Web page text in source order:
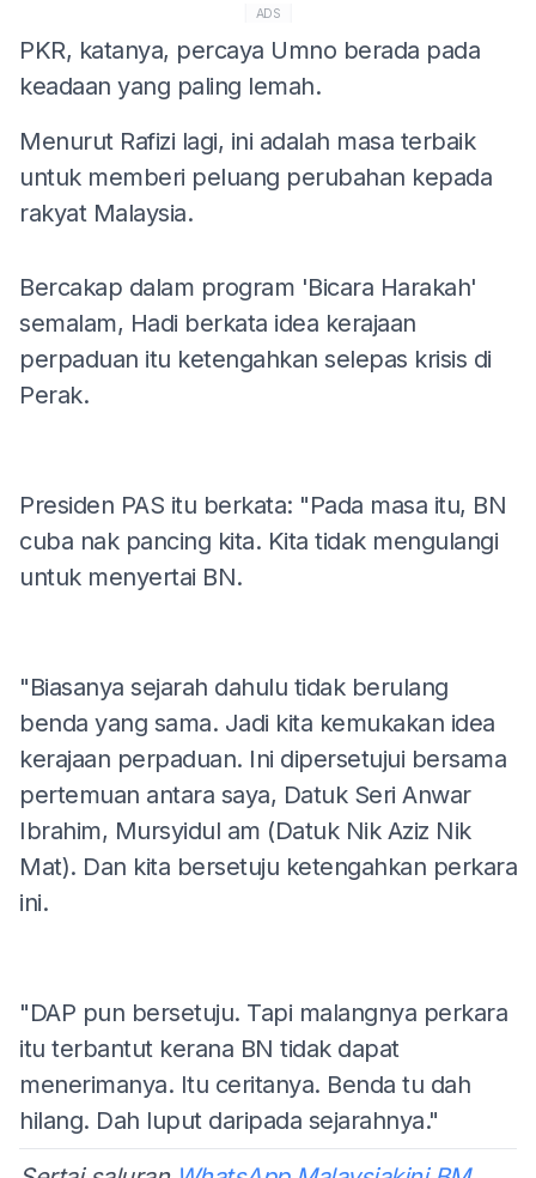
ADS
PKR, katanya, percaya Umno berada pada
keadaan yang paling lemah.
Menurut Rafizi lagi, ini adalah masa terbaik
untuk memberi peluang perubahan kepada
rakyat Malaysia.
Bercakap dalam program 'Bicara Harakah'
semalam, Hadi berkata idea kerajaan
perpaduan itu ketengahkan selepas krisis di
Perak.
Presiden PAS itu berkata: "Pada masa itu, BN
cuba nak pancing kita. Kita tidak mengulangi
untuk menyertai BN.
"Biasanya sejarah dahulu tidak berulang
benda yang sama. Jadi kita kemukakan idea
kerajaan perpaduan. Ini dipersetujui bersama
pertemuan antara saya, Datuk Seri Anwar
Ibrahim, Mursyidul am (Datuk Nik Aziz Nik
Mat). Dan kita bersetuju ketengahkan perkara
ini.
"DAP pun bersetuju. Tapi malangnya perkara
itu terbantut kerana BN tidak dapat
menerimanya. Itu ceritanya. Benda tu dah
hilang. Dah luput daripada sejarahnya."